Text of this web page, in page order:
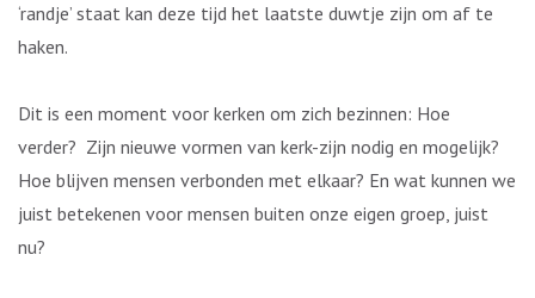
‘randje’ staat kan deze tijd het laatste duwtje zijn om af te
haken.
Dit is een moment voor kerken om zich bezinnen: Hoe
verder? Zijn nieuwe vormen van kerk-zijn nodig en mogelijk?
Hoe blijven mensen verbonden met elkaar? En wat kunnen we
juist betekenen voor mensen buiten onze eigen groep, juist
nu?